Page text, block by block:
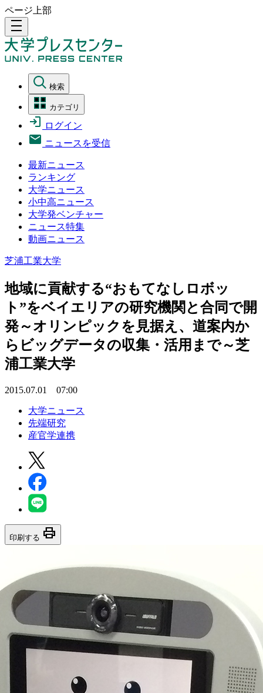
ページ上部
density_medium
検索
カテゴリ
ログイン
ニュースを受信
最新ニュース
ランキング
大学ニュース
小中高ニュース
大学発ベンチャー
ニュース特集
動画ニュース
芝浦工業大学
地域に貢献する“おもてなしロボッ
ト”をベイエリアの研究機関と合同で開
発～オリンピックを見据え、道案内か
らビッグデータの収集・活用まで～芝
浦工業大学
2015.07.01 07:00
大学ニュース
先端研究
産官学連携
印刷する print